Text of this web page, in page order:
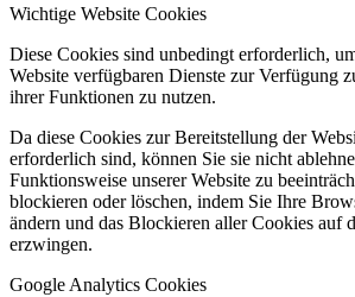
Wichtige Website Cookies
Diese Cookies sind unbedingt erforderlich,
Website verfügbaren Dienste zur Verfügung
ihrer Funktionen zu nutzen.
Da diese Cookies zur Bereitstellung der
erforderlich sind, können Sie sie nicht
Funktionsweise unserer Website zu
blockieren oder löschen, indem Sie Ihre
ändern und das Blockieren aller Cookies auf
erzwingen.
Google Analytics Cookies